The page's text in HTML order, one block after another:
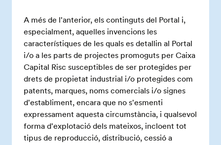
A més de l'anterior, els continguts del Portal i,
especialment, aquelles invencions les
característiques de les quals es detallin al Portal
i/o a les parts de projectes promoguts per Caixa
Capital Risc susceptibles de ser protegides per
drets de propietat industrial i/o protegides com
patents, marques, noms comercials i/o signes
d'establiment, encara que no s'esmenti
expressament aquesta circumstància, i qualsevol
forma d'explotació dels mateixos, incloent tot
tipus de reproducció, distribució, cessió a